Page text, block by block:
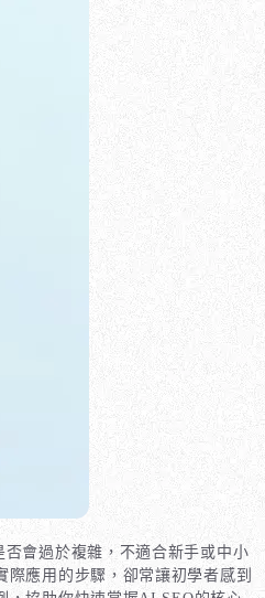
會過於複雜，不適合新手或中小
際應用的步驟，卻常讓初學者感到